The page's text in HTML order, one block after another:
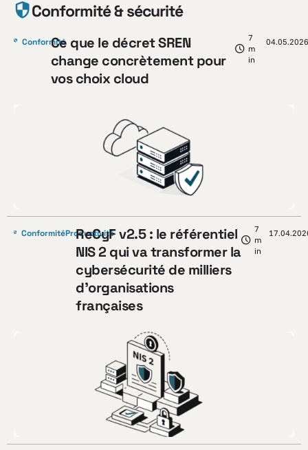
Conformité & sécurité
ConformitéCe que le décret SREN
change concrètement pour
vos choix cloud
7
m
in
ConformitéProductivité
ReCyF v2.5 : le référentiel
NIS 2 qui va transformer la
cybersécurité de milliers
d’organisations
françaises
7
m
in